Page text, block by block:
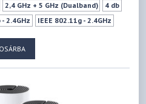
2,4 GHz + 5 GHz (Dualband)
4 db
2.4GHz
IEEE 802.11g - 2.4GHz
300Mbps
IPTV Támogatás